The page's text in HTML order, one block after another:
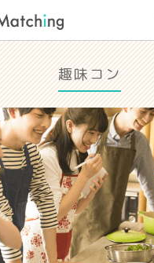
趣味コン